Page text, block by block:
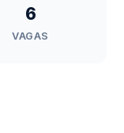
6
VAGAS